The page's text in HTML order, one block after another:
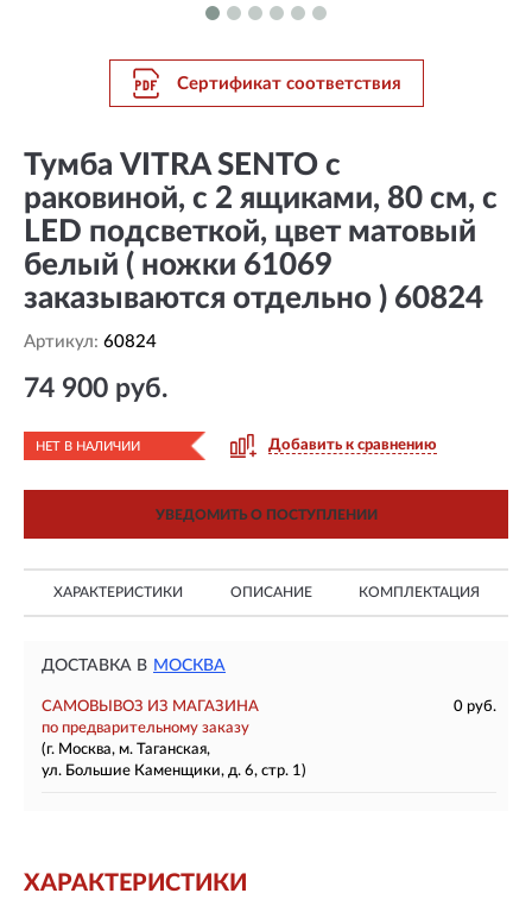
Сертификат соответствия
Тумба VITRA SENTO с
раковиной, с 2 ящиками, 80 см, с
LED подсветкой, цвет матовый
белый ( ножки 61069
заказываются отдельно ) 60824
Артикул: 60824
74 900 руб.
НЕТ В НАЛИЧИИ Добавить к сравнению
УВЕДОМИТЬ О ПОСТУПЛЕНИИ
ХАРАКТЕРИСТИКИ ОПИСАНИЕ КОМПЛЕКТАЦИЯ
ДОСТАВКА В МОСКВА
САМОВЫВОЗ ИЗ МАГАЗИНА
0 руб.
по предварительному заказу
(г. Москва, м. Таганская,
ул. Большие Каменщики, д. 6, стр. 1)
ХАРАКТЕРИСТИКИ